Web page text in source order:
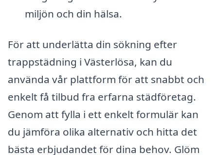
miljön och din hälsa.
För att underlätta din sökning efter
trappstädning i Västerlösa, kan du
använda vår plattform för att snabbt och
enkelt få tilbud fra erfarna städföretag.
Genom att fylla i ett enkelt formulär kan
du jämföra olika alternativ och hitta det
bästa erbjudandet för dina behov. Glöm